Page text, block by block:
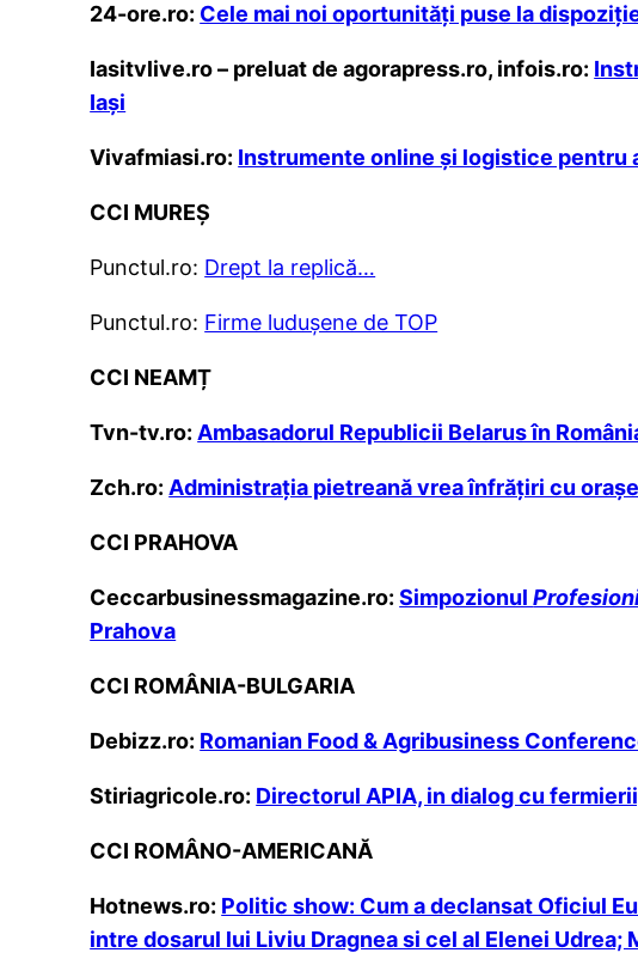
24-ore.ro: Cele mai noi oportunităţi puse la
Iasitvlive.ro – preluat de agorapress.ro, infois.ro:
Iaşi
Vivafmiasi.ro: Instrumente online şi logistice pentru
CCI MUREȘ
Punctul.ro: Drept la replică…
Punctul.ro: Firme ludușene de TOP
CCI NEAMȚ
Tvn-tv.ro: Ambasadorul Republicii Belarus în
Zch.ro: Administrația pietreană vrea înfrățiri cu
CCI PRAHOVA
Ceccarbusinessmagazine.ro:Simpozionul
Prahova
CCI ROMÂNIA-BULGARIA
Debizz.ro: Romanian Food & Agribusiness
Stiriagricole.ro: Directorul APIA, in dialog cu
CCI ROMÂNO-AMERICANĂ
Hotnews.ro: Politic show: Cum a declansat Oficiul
intre dosarul lui Liviu Dragnea si cel al Elenei